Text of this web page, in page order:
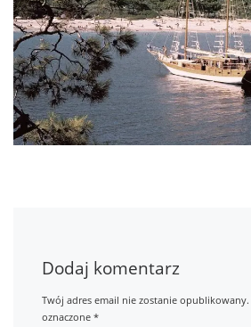
Dodaj komentarz
Twój adres email nie zostanie opublikowany.
oznaczone*